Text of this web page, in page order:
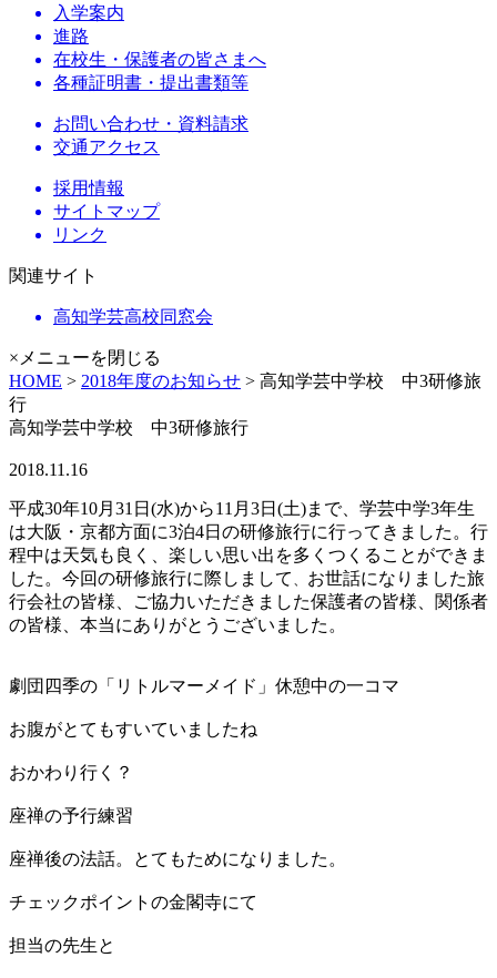
入学案内
進路
在校生・保護者の皆さまへ
各種証明書・提出書類等
お問い合わせ・資料請求
交通アクセス
採用情報
サイトマップ
リンク
関連サイト
高知学芸高校同窓会
×メニューを閉じる
HOME > 2018年度のお知らせ > 高知学芸中学校 中3研修旅
行
高知学芸中学校 中3研修旅行
2018.11.16
平成30年10月31日(水)から11月3日(土)まで、学芸中学3年生
は大阪・京都方面に3泊4日の研修旅行に行ってきました。行
程中は天気も良く、楽しい思い出を多くつくることができま
した。今回の研修旅行に際しまして 、 お世話になりました旅
行会社の皆様、ご協力いただきました保護者の皆様、関係者
の皆様、本当にありがとうございました。
劇団四季の「リトルマーメイド」休憩中の一コマ
お腹がとてもすいていましたね
おかわり行く？
座禅の予行練習
座禅後の法話。とてもためになりました。
チェックポイントの金閣寺にて
担当の先生と